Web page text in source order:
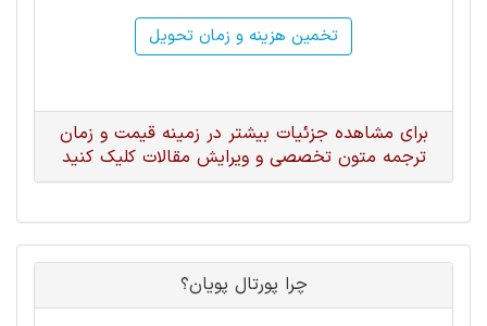
تخمین هزینه و زمان تحویل
برای مشاهده جزئیات بیشتر در زمینه قیمت و زمان
ترجمه متون تخصصی و ویرایش مقالات کلیک کنید
چرا پورتال پویان؟